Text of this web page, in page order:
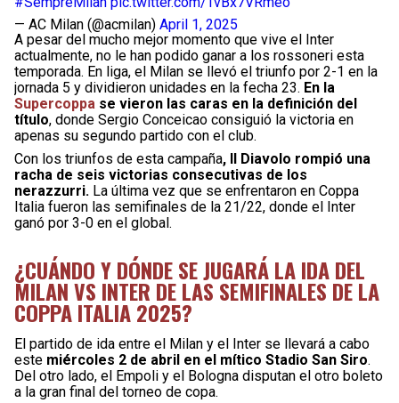
— AC Milan (@acmilan) April 1, 2025
A pesar del mucho mejor momento que vive el Inter
actualmente, no le han podido ganar a los rossoneri esta
temporada. En liga, el Milan se llevó el triunfo por 2-1 en la
jornada 5 y dividieron unidades en la fecha 23. En la
Supercoppa se vieron las caras en la definición del
título, donde Sergio Conceicao consiguió la victoria en
apenas su segundo partido con el club.
Con los triunfos de esta campaña, Il Diavolo rompió una
racha de seis victorias consecutivas de los
nerazzurri. La última vez que se enfrentaron en Coppa
Italia fueron las semifinales de la 21/22, donde el Inter
ganó por 3-0 en el global.
¿CUÁNDO Y DÓNDE SE JUGARÁ LA IDA DEL
MILAN VS INTER DE LAS SEMIFINALES DE LA
COPPA ITALIA 2025?
El partido de ida entre el Milan y el Inter se llevará a cabo
este miércoles 2 de abril en el mítico Stadio San Siro.
Del otro lado, el Empoli y el Bologna disputan el otro boleto
a la gran final del torneo de copa.